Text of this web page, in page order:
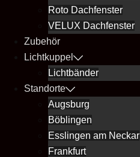
Roto Dachfenster
VELUX Dachfenster
Zubehör
Lichtkuppel
Lichtbänder
Standorte
Augsburg
Böblingen
Esslingen am Neckar
Frankfurt